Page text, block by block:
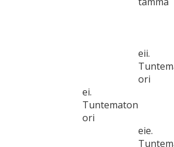
ei.
Tuntematon
ori
eii.
ori
eie.